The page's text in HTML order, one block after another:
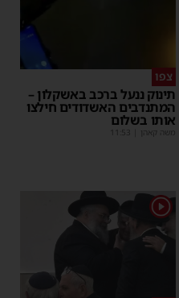
צפו
תינוק ננעל ברכב באשקלון –
המתנדבים האשדודים חילצו
אותו בשלום
משה קאהן 11:53
1